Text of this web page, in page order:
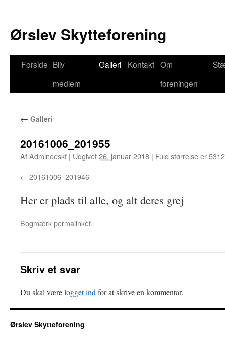
Ørslev Skytteforening
Hop
Forside Bliv
medlem
Galleri Kontakt Om
foreningen
← Galleri
20161006_201955
AfAdminoeskf | Udgivet26. januar 2018 | Fuld størrelse er
20161006_201946
Her er plads til alle, og alt deres grej
Bogmærkpermalinket.
Skriv et svar
Du skal værelogget ind for at skrive en kommentar.
Ørslev Skytteforening